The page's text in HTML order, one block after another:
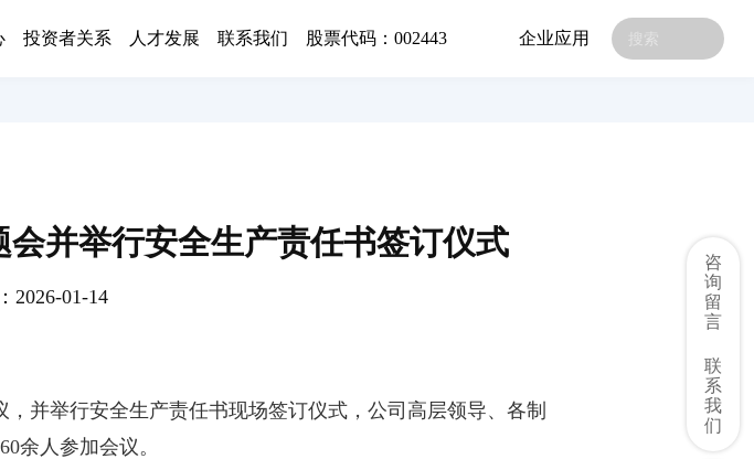
投资者关系 人才发展 联系我们 股票代码：002443 企业应用
并举行安全生产责任书签订仪式
2026-01-14
并举行安全生产责任书现场签订仪式，公司高层领导、各制
余人参加会议。
咨
询
留
言
联
系
我
们